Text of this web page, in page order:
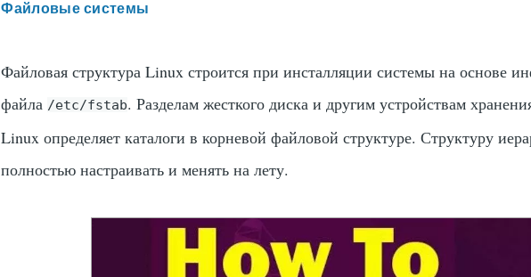
Файловые системы
Файловая структура Linux строится при инсталляции системы на основе
файла /etc/fstab. Разделам жесткого диска и другим устройствам
Linux определяет каталоги в корневой файловой структуре. Структуру
полностью настраивать и менять на лету.